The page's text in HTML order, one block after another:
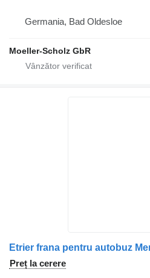
Germania, Bad Oldesloe
Moeller-Scholz GbR
Preț la cerere